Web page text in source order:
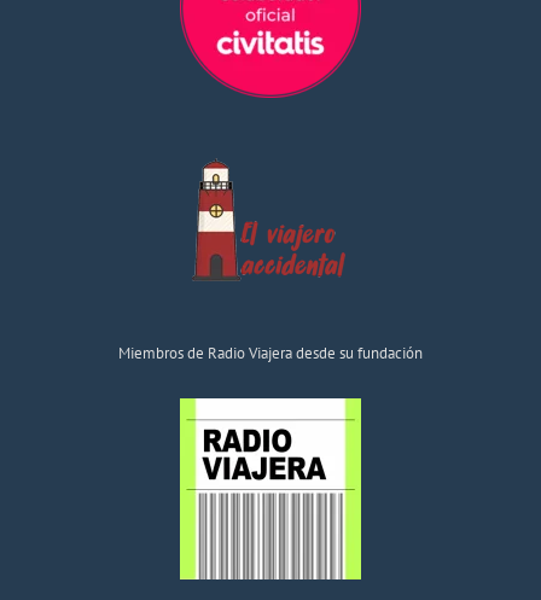
Miembros de Radio Viajera desde su fundación